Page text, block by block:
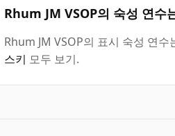
Rhum JM VSOP의 숙성 연수
Rhum JM VSOP의 표시 숙성 연
스키 모두 보기.